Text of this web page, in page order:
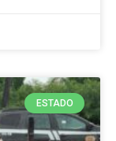
ESTADO